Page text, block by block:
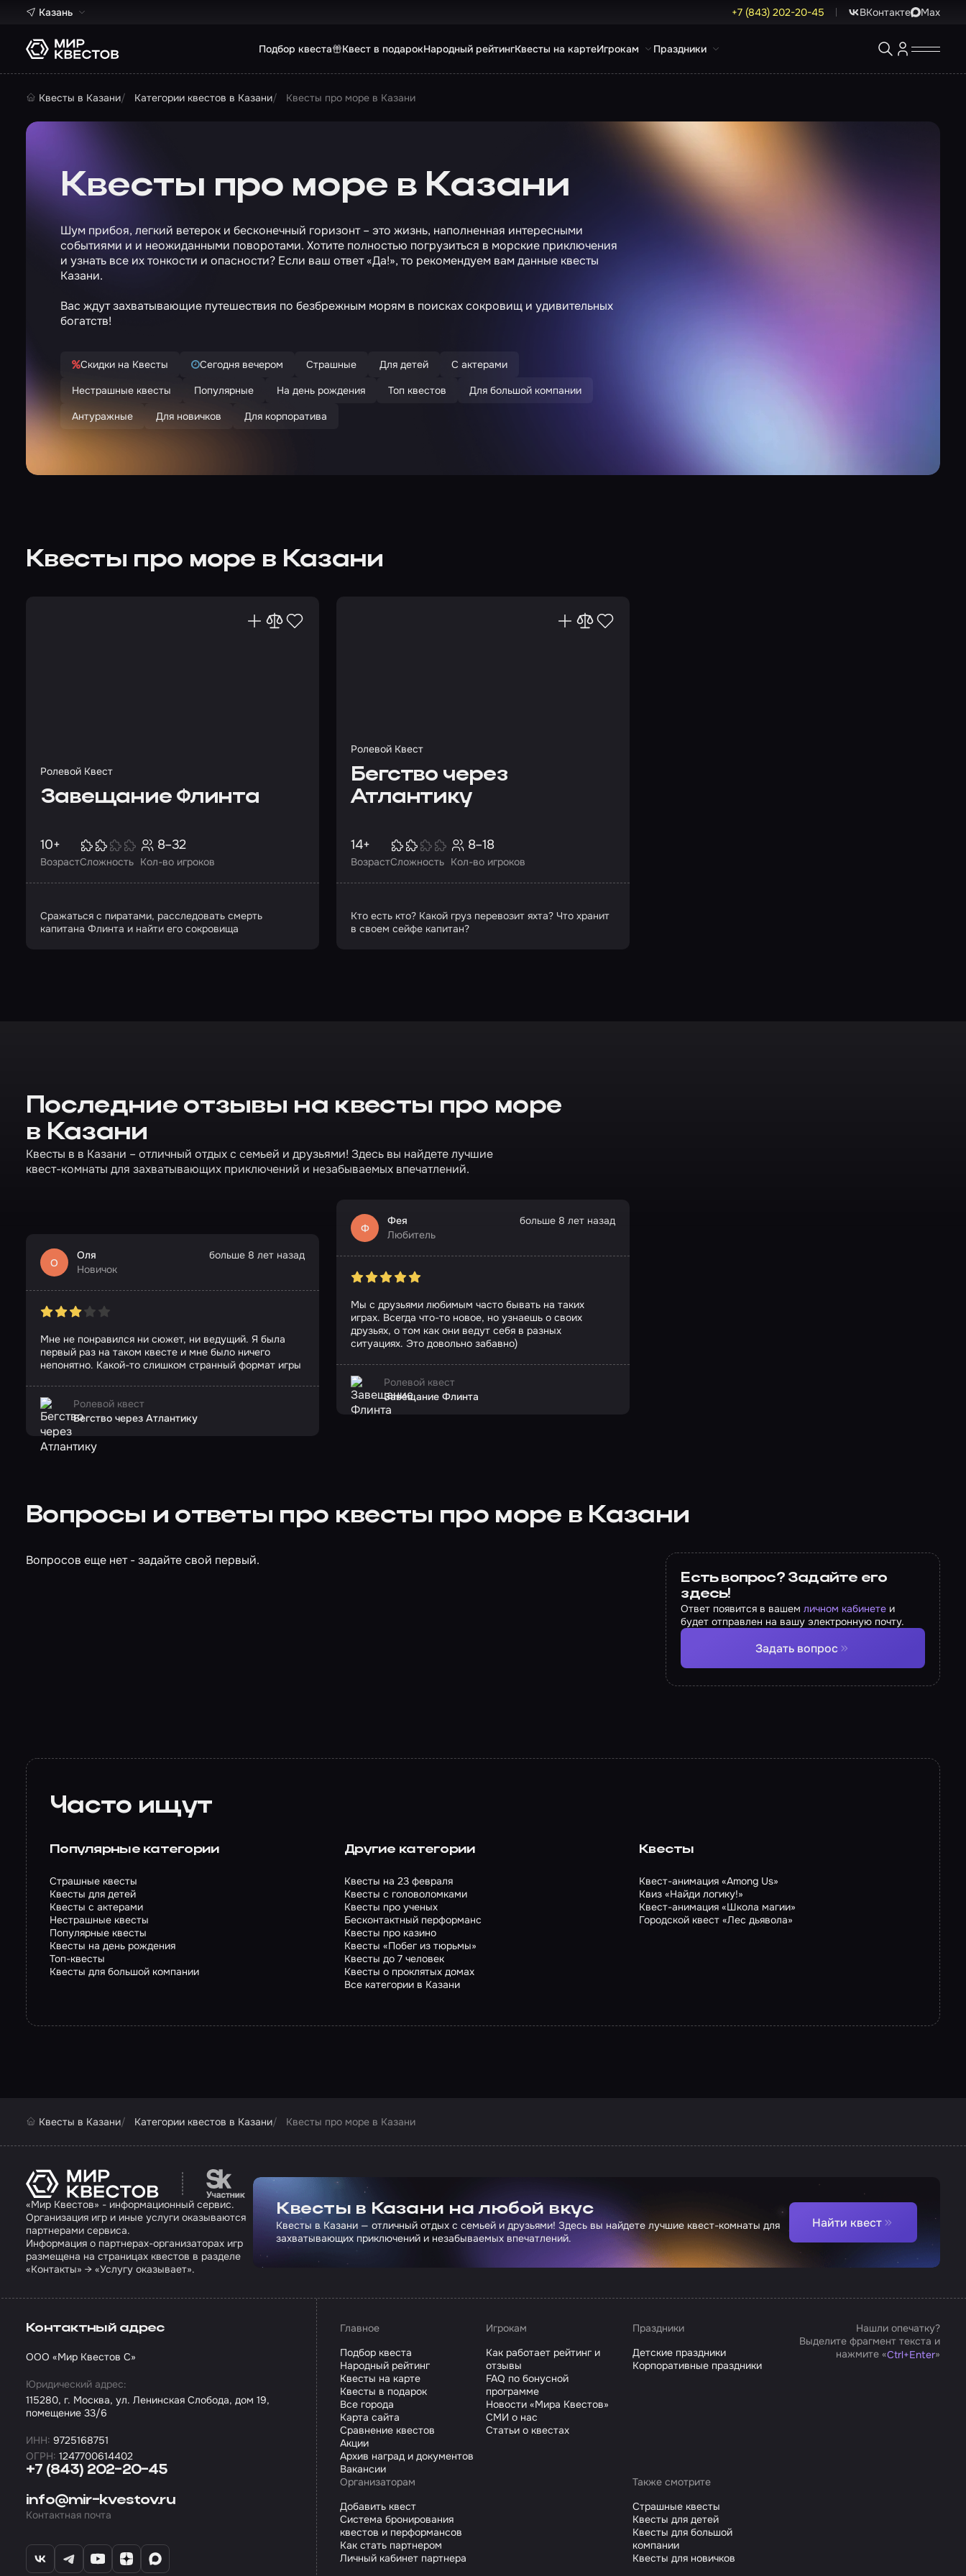
Казань +7 (843) 202-20-45 ВКонтакте Max
Подбор квеста Квест в подарокНародный рейтингКвесты на картеИгрокам Праздники
Квесты в Казани Категории квестов в Казани Квесты про море в Казани
Квесты про море в Казани
Шум прибоя, легкий ветерок и бесконечный горизонт – это жизнь, наполненная интересными
событиями и и неожиданными поворотами. Хотите полностью погрузиться в морские приключения
и узнать все их тонкости и опасности? Если ваш ответ «Да!», то рекомендуем вам данные квесты
Казани.
Вас ждут захватывающие путешествия по безбрежным морям в поисках сокровищ и удивительных
богатств!
Скидки на Квесты Сегодня вечером Страшные Для детей
С актерами
Нестрашные квесты
Популярные На день рождения Топ квестов
Для большой компании
Антуражные
Для новичков Для корпоратива
Квесты про море в Казани
Ролевой Квест
Завещание Флинта
Возраст
10+
Сложность Кол-во игроков
8–32
Сражаться с пиратами, расследовать смерть
капитана Флинта и найти его сокровища
Ролевой Квест
Бегство через
Атлантику
Возраст
14+
Сложность Кол-во игроков
8–18
Кто есть кто? Какой груз перевозит яхта? Что хранит
в своем сейфе капитан?
Последние отзывы на квесты про море
в Казани
Квесты в в Казани – отличный отдых с семьей и друзьями! Здесь вы найдете лучшие
квест-комнаты для захватывающих приключений и незабываемых впечатлений.
О
Оля
Новичок
больше 8 лет назад
Мне не понравился ни сюжет, ни ведущий. Я была
первый раз на таком квесте и мне было ничего
непонятно. Какой-то слишком странный формат игры
Ролевой квест
Бегство через Атлантику
Ф
Фея
Любитель
больше 8 лет назад
Мы с друзьями любимым часто бывать на таких
играх. Всегда что-то новое, но узнаешь о своих
друзьях, о том как они ведут себя в разных
ситуациях. Это довольно забавно)
Ролевой квест
Завещание Флинта
Вопросы и ответы про квесты про море в Казани
Вопросов еще нет - задайте свой первый.
Есть вопрос? Задайте его
здесь!
Ответ появится в вашемличном кабинете и
будет отправлен на вашу электронную почту.
Задать вопрос
Часто ищут
Популярные категории
Страшные квесты
Квесты для детей
Квесты с актерами
Нестрашные квесты
Популярные квесты
Квесты на день рождения
Топ-квесты
Квесты для большой компании
Другие категории
Квесты на 23 февраля
Квесты с головоломками
Квесты про ученых
Бесконтактный перформанс
Квесты про казино
Квесты «Побег из тюрьмы»
Квесты до 7 человек
Квесты о проклятых домах
Все категории в Казани
Квесты
Квест-анимация «Among Us»
Квиз «Найди логику!»
Квест-анимация «Школа магии»
Городской квест «Лес дьявола»
Квесты в Казани Категории квестов в Казани Квесты про море в Казани
Перейти на сайт партнера Сколково
«Мир Квестов» - информационный сервис.
Организация игр и иные услуги оказываются
партнерами сервиса.
Информация о партнерах-организаторах игр
размещена на страницах квестов в разделе
«Контакты» → «Услугу оказывает».
Квесты в Казани на любой вкус
Квесты в Казани — отличный отдых с семьей и друзьями! Здесь вы найдете лучшие квест-комнаты для
захватывающих приключений и незабываемых впечатлений.
Найти квест
+7 (843) 202-20-45
info@mir-kvestov.ru
Контактная почта
Контактный адрес
ООО «Мир Квестов С»
Юридический адрес:
115280, г. Москва, ул. Ленинская Слобода, дом 19,
помещение 33/6
ИНН: 9725168751
ОГРН: 1247700614402
Главное
Подбор квеста
Народный рейтинг
Квесты на карте
Квесты в подарок
Все города
Карта сайта
Сравнение квестов
Акции
Архив наград и документов
Вакансии
Игрокам
Как работает рейтинг и
отзывы
FAQ по бонусной
программе
Новости «Мира Квестов»
СМИ о нас
Статьи о квестах
Праздники
Детские праздники
Корпоративные праздники
Организаторам
Добавить квест
Система бронирования
квестов и перформансов
Как стать партнером
Личный кабинет партнера
Также смотрите
Страшные квесты
Квесты для детей
Квесты для большой
компании
Квесты для новичков
Нашли опечатку?
Выделите фрагмент текста и
нажмите «Ctrl+Enter»